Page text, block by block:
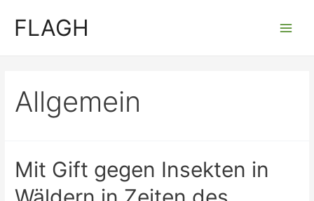
InhaltFLAGH
Allgemein
Mit Gift gegen Insekten in